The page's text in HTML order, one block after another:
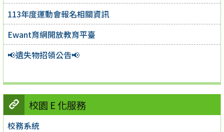
113年度運動會報名相關資訊
Ewant育網開放教育平臺
📢遺失物招領公告📢
校園 E 化服務
校務系統